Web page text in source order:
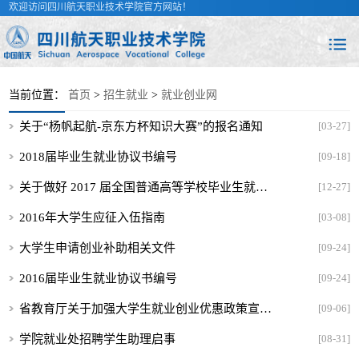
欢迎访问四川航天职业技术学院官方网站！
当前位置： 首页 >招生就业 >就业创业网
关于“杨帆起航-京东方杯知识大赛”的报名通知 [03-27]
2018届毕业生就业协议书编号 [09-18]
关于做好 2017 届全国普通高等学校毕业生就业创业工作 [12-27]
2016年大学生应征入伍指南 [03-08]
大学生申请创业补助相关文件 [09-24]
2016届毕业生就业协议书编号 [09-24]
省教育厅关于加强大学生就业创业优惠政策宣传工作的通知 [09-06]
学院就业处招聘学生助理启事 [08-31]